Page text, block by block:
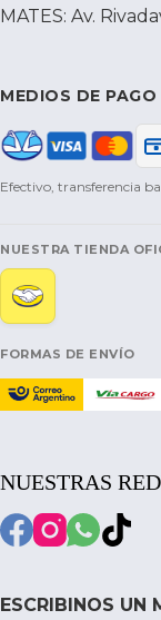
MATES: Av.
MEDIOS DE PAGO
Efectivo, transferencia
NUESTRA TIENDA
FORMAS DE ENVÍO
NUESTRAS
ESCRIBINOS UN